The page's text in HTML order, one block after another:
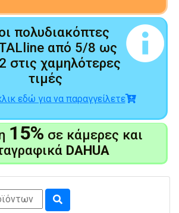
πολυδιακόπτες
από 5/8 ως
στις χαμηλότερες
τιμές
εδώ για να παραγγείλετε
15% σε κάμερες και
DAHUA